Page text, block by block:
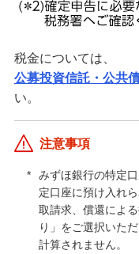
相続・保険
学ぶ・考える
生涯学習
お客さまサポート
みずほ銀行について
税金については、
公募投資信託・公共
い。
注意事項
*
みずほ銀行の特定
定口座に預け入れ
取請求、償還によ
り」をご選択いた
計算されません。